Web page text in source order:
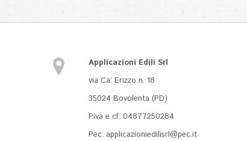
Applicazioni Edili Srl
via Ca’ Erizzo n. 18
35024 Bovolenta (PD)
P.iva e cf: 04877250284
Pec: applicazioniedilisrl@pec.it